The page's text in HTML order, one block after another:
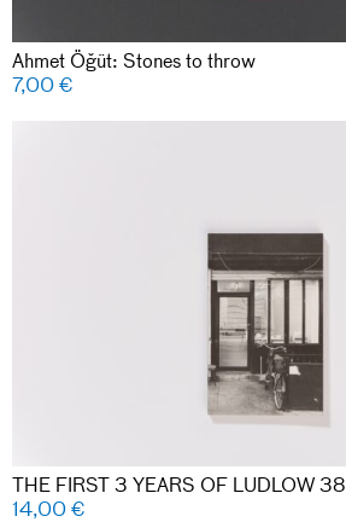
Ahmet Öğüt: Stones to throw
7,00€
THE FIRST 3 YEARS OF LUDLOW 38
14,00€